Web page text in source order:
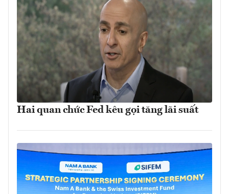
Hai quan chức Fed kêu gọi tăng lãi suất